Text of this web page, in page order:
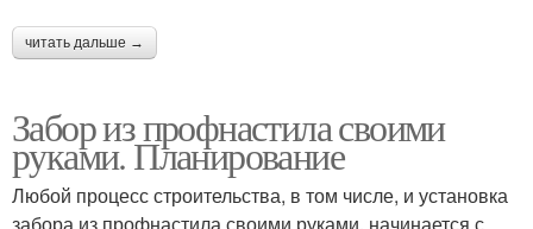
читать дальше →
Забор из профнастила своими
руками. Планирование
Любой процесс строительства, в том числе, и установка
забора из профнастила своими руками, начинается с